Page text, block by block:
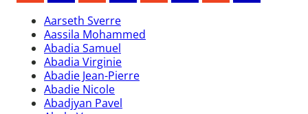
Aarseth Sverre
Aassila Mohammed
Abadia Samuel
Abadia Virginie
Abadie Jean-Pierre
Abadie Nicole
Abadjyan Pavel